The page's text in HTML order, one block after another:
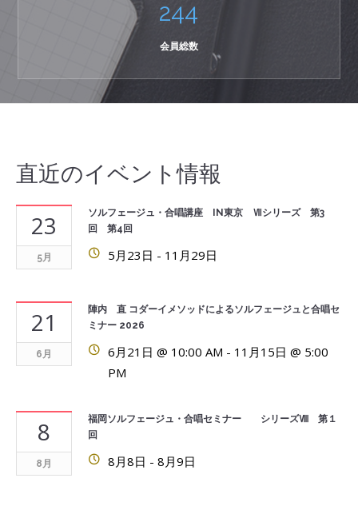
244
会員総数
直近のイベント情報
23
5月
ソルフェージュ・合唱講座 IN東京 Ⅶシリーズ 第3
回 第4回
5月23日 - 11月29日
21
6月
陣内 直 コダーイメソッドによるソルフェージュと合唱セ
ミナー 2026
6月21日 @ 10:00 AM - 11月15日 @ 5:00
PM
8
8月
福岡ソルフェージュ・合唱セミナー シリーズⅧ 第１
回
8月8日 -8月9日